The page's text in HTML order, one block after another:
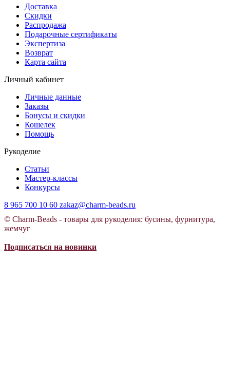
Доставка
Скидки
Распродажа
Подарочные сертификаты
Экспертиза
Возврат
Карта сайта
Личный кабинет
Личные данные
Заказы
Бонусы и скидки
Кошелек
Помощь
Рукоделие
Статьи
Мастер-классы
Конкурсы
8 965 700 10 60 zakaz@charm-beads.ru
© Charm-Beads - товары для рукоделия: бусины, фурнитура,
жемчуг
Подписаться на новинки